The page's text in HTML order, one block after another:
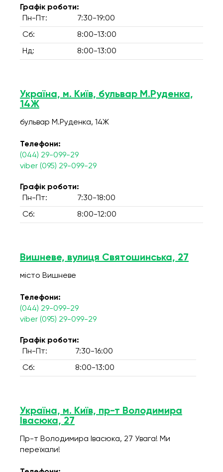
Графік роботи:
Пн-Пт:
7:30-19:00
Сб: 8:00-13:00
Нд: 8:00-13:00
Україна, м. Київ, бульвар М.Руденка,
14Ж
бульвар М.Руденка, 14Ж
Телефони:
(044) 29-099-29
viber (095) 29-099-29
Графік роботи:
Пн-Пт:
7:30-18:00
Сб: 8:00-12:00
Вишневе, вулиця Святошинська, 27
місто Вишневе
Телефони:
(044) 29-099-29
viber (095) 29-099-29
Графік роботи:
Пн-Пт:
7:30-16:00
Сб: 8:00-13:00
Україна, м. Київ, пр-т Володимира
Івасюка, 27
Пр-т Володимира Івасюка, 27 Увага! Ми
переїхали!